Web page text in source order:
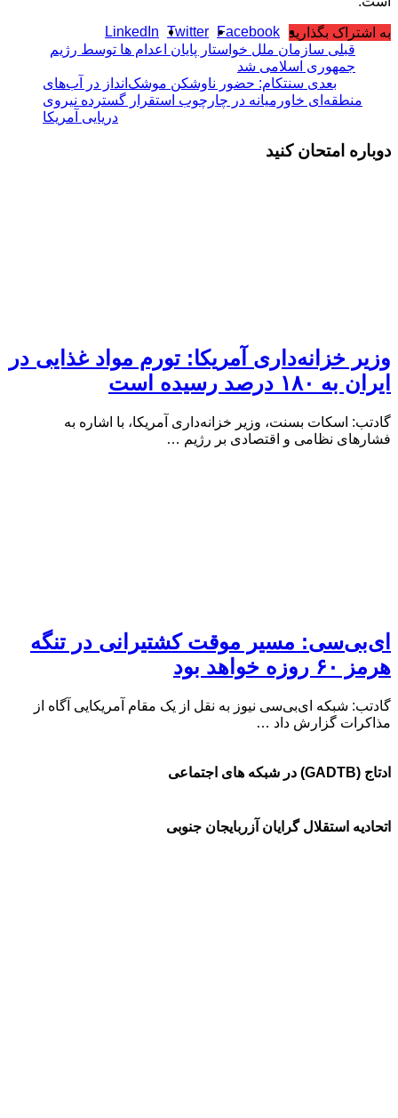
به اشتراک بگذارید Facebook
Twitter
LinkedIn
قبلی سازمان ملل خواستار پایان اعدام ها توسط رژیم
جمهوری اسلامی شد
بعدی سنتکام: حضور ناوشکن موشک‌انداز در آب‌های
منطقه‌ای خاورمیانه در چارچوب استقرار گسترده نیروی
دریایی آمریکا
دوباره امتحان کنید
وزیر خزانه‌داری آمریکا: تورم مواد غذایی در
ایران به ۱۸۰ درصد رسیده است
گادتب: اسکات بسنت، وزیر خزانه‌داری آمریکا، با اشاره به
فشارهای نظامی و اقتصادی بر رژیم …
ای‌بی‌سی: مسیر موقت کشتیرانی در تنگه
هرمز ۶۰ روزه خواهد بود
گادتب: شبکه ای‌بی‌سی نیوز به نقل از یک مقام آمریکایی آگاه از
مذاکرات گزارش داد …
ادتاج (GADTB) در شبکه های اجتماعی
اتحادیه استقلال گرایان آزربایجان جنوبی